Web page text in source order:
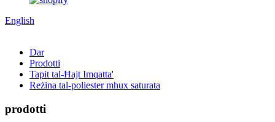
English
Dar
Prodotti
Tapit tal-Ħajt Imqatta'
Reżina tal-poliester mhux saturata
prodotti